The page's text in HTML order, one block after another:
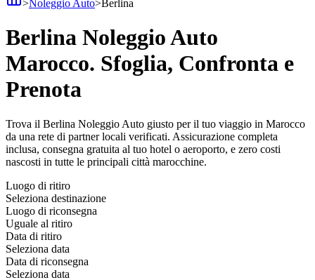
>Noleggio Auto>Berlina
Berlina Noleggio Auto
Marocco. Sfoglia, Confronta e
Prenota
Trova il Berlina Noleggio Auto giusto per il tuo viaggio in Marocco
da una rete di partner locali verificati. Assicurazione completa
inclusa, consegna gratuita al tuo hotel o aeroporto, e zero costi
nascosti in tutte le principali città marocchine.
Luogo di ritiro
Seleziona destinazione
Luogo di riconsegna
Uguale al ritiro
Data di ritiro
Seleziona data
Data di riconsegna
Seleziona data